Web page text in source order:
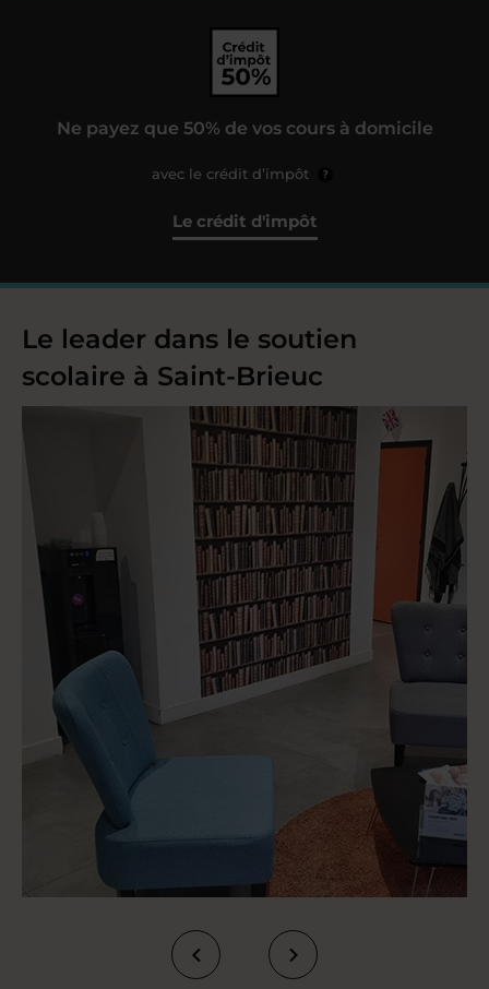
Ne payez que 50% de vos cours à domicile
avec le crédit d’impôt ?
Le crédit d'impôt
Le leader dans le soutien
scolaire à Saint-Brieuc